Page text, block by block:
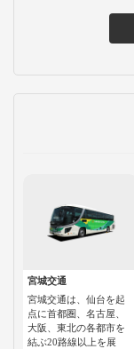
宮城交通
宮城交通は、仙台を起
点に首都圏、名古屋、
大阪、東北の各都市を
結ぶ20路線以上を展